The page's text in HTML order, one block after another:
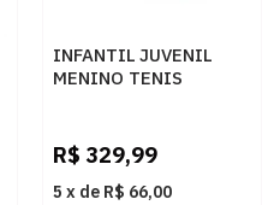
INFANTIL JUVENIL
MENINO TENIS
MARINO
R$ 329,99
5 x de R$ 66,00